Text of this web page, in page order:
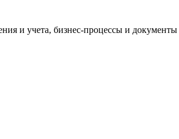
и учета, бизнес-процессы и документы